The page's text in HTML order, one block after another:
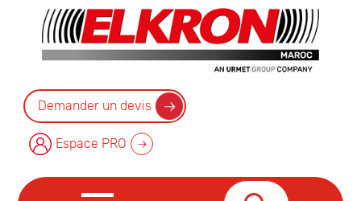
Demander un devis
Espace PRO